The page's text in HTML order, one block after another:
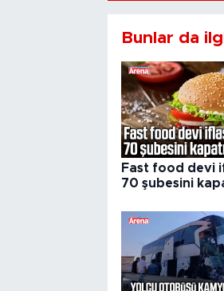
Bunlar da
Fast food devi
70 şubesini